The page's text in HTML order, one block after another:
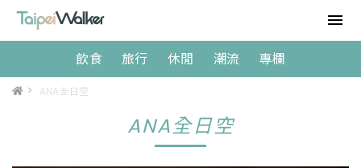
飲食 旅行 休閒 潮流 專欄
> ANA全日空
ANA全日空